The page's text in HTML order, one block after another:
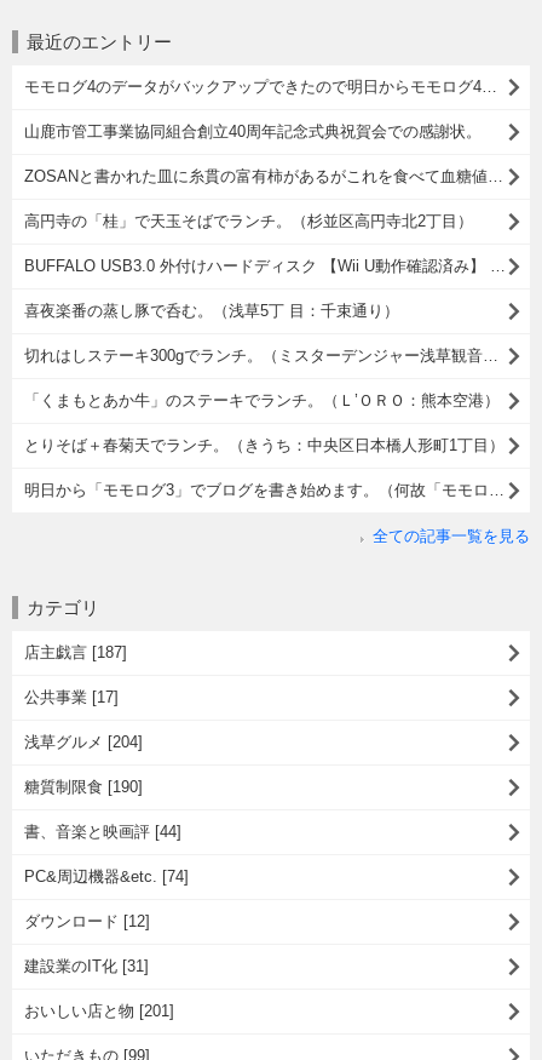
最近のエントリー
モモログ4のデータがバックアップできたので明日からモモログ4を再開しようかと思う。
山鹿市管工事業協同組合創立40周年記念式典祝賀会での感謝状。
ZOSANと書かれた皿に糸貫の富有柿があるがこれを食べて血糖値が上がったからそれがどうしたというのだ。
高円寺の「桂」で天玉そばでランチ。（杉並区高円寺北2丁目）
BUFFALO USB3.0 外付けハードディスク 【Wii U動作確認済み】 PC/家電対応 2TB HD-LB2.0TU3/N [フラストレーションフリーパッケージ(FFP)]をスカパーの録画用に購入したこと。
喜夜楽番の蒸し豚で呑む。（浅草5丁 目：千束通り）
切れはしステーキ300gでランチ。（ミスターデンジャー浅草観音店：浅草2丁目）
「くまもとあか牛」のステーキでランチ。（Ｌ’ＯＲＯ：熊本空港）
とりそば＋春菊天でランチ。（きうち：中央区日本橋人形町1丁目）
明日から「モモログ3」でブログを書き始めます。（何故「モモログ3」なのかの理由）
全ての記事一覧を見る
カテゴリ
店主戯言 [187]
公共事業 [17]
浅草グルメ [204]
糖質制限食 [190]
書、音楽と映画評 [44]
PC&周辺機器&etc. [74]
ダウンロード [12]
建設業のIT化 [31]
おいしい店と物 [201]
いただきもの [99]